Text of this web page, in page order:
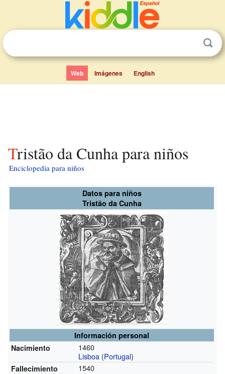
Web Imágenes English
Tristão da Cunha para niños
Enciclopedia para niños
Datos para niños
Tristão da Cunha
Información personal
Nacimiento
1460
Lisboa (Portugal)
Fallecimiento
1540